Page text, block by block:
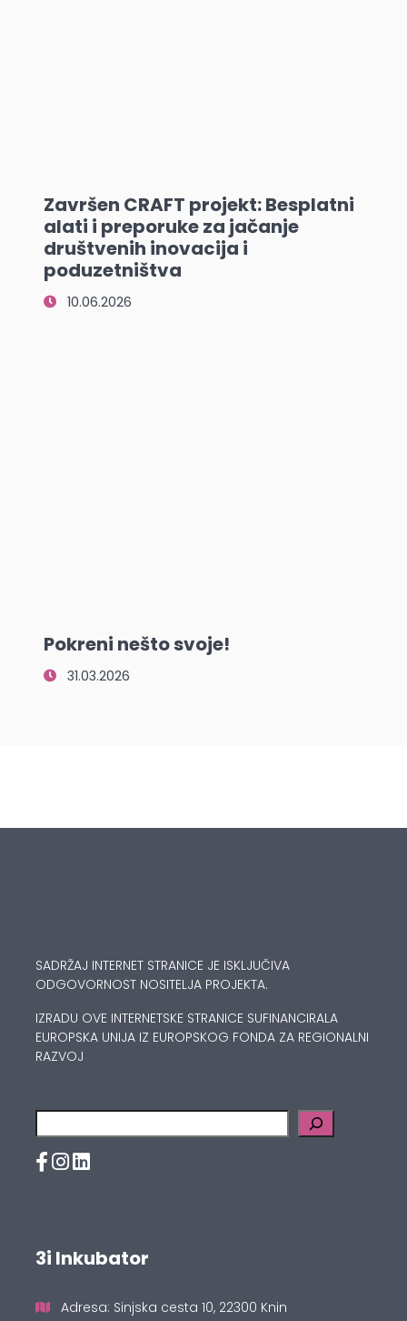
Završen CRAFT projekt: Besplatni
alati i preporuke za jačanje
društvenih inovacija i
poduzetništva
10.06.2026
Pokreni nešto svoje!
31.03.2026
SADRŽAJ INTERNET STRANICE JE ISKLJUČIVA
ODGOVORNOST NOSITELJA PROJEKTA.
IZRADU OVE INTERNETSKE STRANICE SUFINANCIRALA
EUROPSKA UNIJA IZ EUROPSKOG FONDA ZA REGIONALNI
RAZVOJ
Pretraga
3i Inkubator
Adresa: Sinjska cesta 10, 22300 Knin